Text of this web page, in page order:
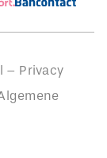
– Privacy